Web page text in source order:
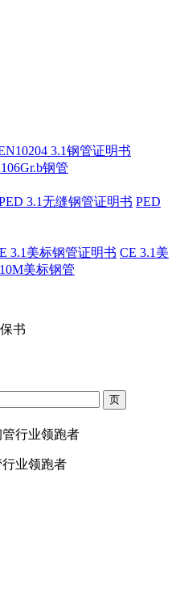
3.1钢管证明书
钢管
3.1无缝钢管证明书 PED
3.1美标钢管证明书 CE 3.1美
美标钢管
业领跑者